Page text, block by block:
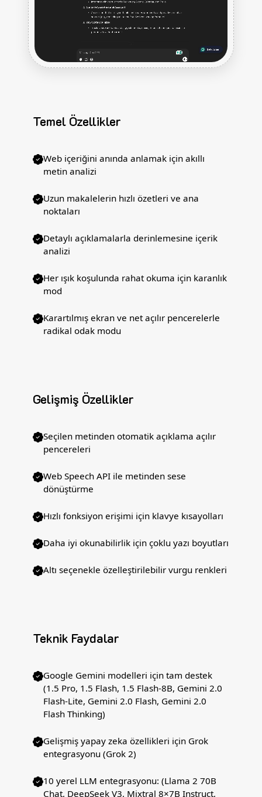
Temel Özellikler
Web içeriğini anında anlamak için akıllı
metin analizi
Uzun makalelerin hızlı özetleri ve ana
noktaları
Detaylı açıklamalarla derinlemesine içerik
analizi
Her ışık koşulunda rahat okuma için karanlık
mod
Karartılmış ekran ve net açılır pencerelerle
radikal odak modu
Gelişmiş Özellikler
Seçilen metinden otomatik açıklama açılır
pencereleri
Web Speech API ile metinden sese
dönüştürme
Hızlı fonksiyon erişimi için klavye kısayolları
Daha iyi okunabilirlik için çoklu yazı boyutları
Altı seçenekle özelleştirilebilir vurgu renkleri
Teknik Faydalar
Google Gemini modelleri için tam destek
(1.5 Pro, 1.5 Flash, 1.5 Flash-8B, Gemini 2.0
Flash-Lite, Gemini 2.0 Flash, Gemini 2.0
Flash Thinking)
Gelişmiş yapay zeka özellikleri için Grok
entegrasyonu (Grok 2)
10 yerel LLM entegrasyonu: (Llama 2 70B
Chat, DeepSeek V3, Mixtral 8×7B Instruct,